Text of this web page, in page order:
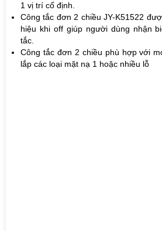
1 vị trí cố định
Công tắc đơn 2 chiều JY-K51522
hiệu khi off giúp người dùng nhận
tắc.
Công tắc đơn 2 chiều phù hợp với
lắp các loại mặt nạ 1 hoặc nhiều lỗ